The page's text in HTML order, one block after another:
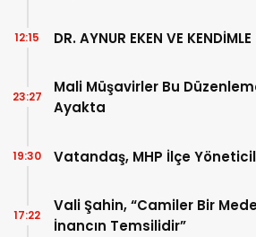
DR. AYNUR EKEN VE
12:15
Mali Müşavirler Bu
Ayakta
23:27
Vatandaş, MHP İlçe
19:30
Vali Şahin, “Camiler Bir
İnancın Temsilidir”
17:22